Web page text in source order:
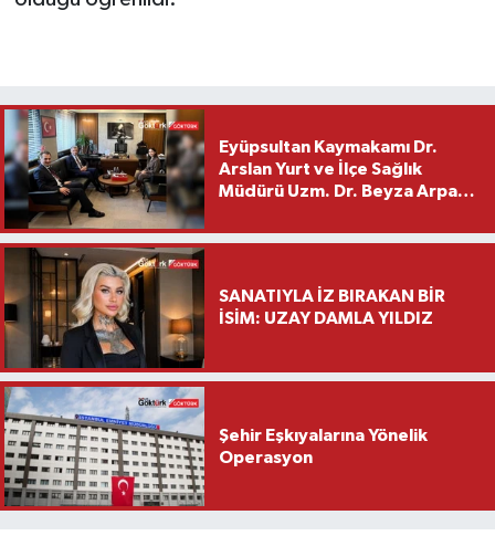
Eyüpsultan Kaymakamı Dr.
Arslan Yurt ve İlçe Sağlık
Müdürü Uzm. Dr. Beyza Arpacı
Ziyareti
SANATIYLA İZ BIRAKAN BİR
İSİM: UZAY DAMLA YILDIZ
Şehir Eşkıyalarına Yönelik
Operasyon